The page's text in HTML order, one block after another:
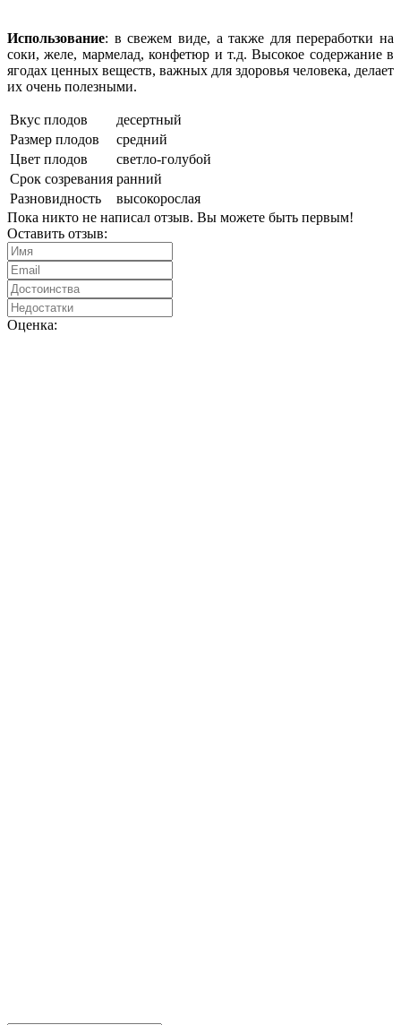
Использование: в свежем виде, а также для переработки на
соки, желе, мармелад, конфетюр и т.д. Высокое содержание в
ягодах ценных веществ, важных для здоровья человека, делает
их очень полезными.
Вкус плодов
десертный
Размер плодов
средний
Цвет плодов
светло-голубой
Срок созревания ранний
Разновидность
высокорослая
Пока никто не написал отзыв. Вы можете быть первым!
Оставить отзыв:
Оценка: